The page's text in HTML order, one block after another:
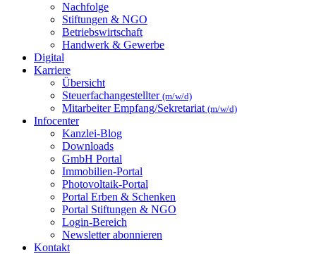
Nachfolge
Stiftungen & NGO
Betriebswirtschaft
Handwerk & Gewerbe
Digital
Karriere
Übersicht
Steuerfachangestellter (m/w/d)
Mitarbeiter Empfang/Sekretariat (m/w/d)
Infocenter
Kanzlei-Blog
Downloads
GmbH Portal
Immobilien-Portal
Photovoltaik-Portal
Portal Erben & Schenken
Portal Stiftungen & NGO
Login-Bereich
Newsletter abonnieren
Kontakt